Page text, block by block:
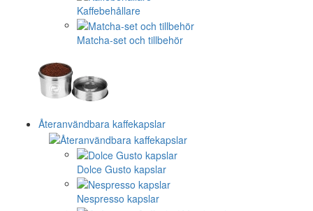
Kaffebehållare
Matcha-set och tillbehör
Återanvändbara kaffekapslar
Dolce Gusto kapslar
Nespresso kapslar